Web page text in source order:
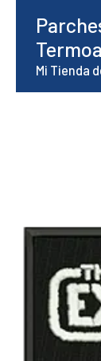
contenido
Mi Tienda